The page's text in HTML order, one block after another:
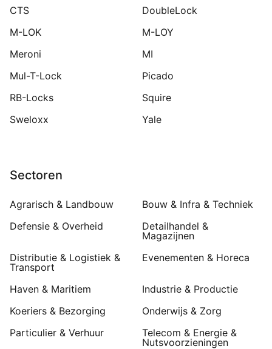
CTS
DoubleLock
M-LOK
M-LOY
Meroni
MI
Mul-T-Lock
Picado
RB-Locks
Squire
Sweloxx
Yale
Sectoren
Agrarisch & Landbouw
Bouw & Infra & Techniek
Defensie & Overheid
Detailhandel &
Magazijnen
Distributie & Logistiek &
Transport
Evenementen & Horeca
Haven & Maritiem
Industrie & Productie
Koeriers & Bezorging
Onderwijs & Zorg
Particulier & Verhuur
Telecom & Energie &
Nutsvoorzieningen